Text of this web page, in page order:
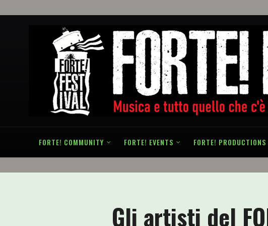
FORTE! COMMUNITY FORTE! EVENTS FORTE! PRODUCTIONS
Gli artisti del